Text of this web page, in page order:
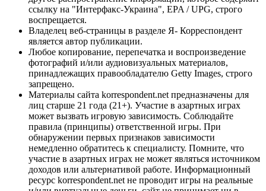
ссылку на "Интерфакс-Украина", EPA / UPG, строго
воспрещается.
Владелец веб-страницы в разделе Я- Корреспондент
является автор публикации.
Любое копирование, перепечатка и воспроизведение
фотографий и/или аудиовизуальных материалов,
принадлежащих правообладателю Getty Images, строго
запрещено.
Материалы сайта korrespondent.net предназначены для
лиц старше 21 года (21+). Участие в азартных играх
может вызвать игровую зависимость. Соблюдайте
правила (принципы) ответственной игры. При
обнаружении первых признаков зависимости
немедленно обратитесь к специалисту. Помните, что
участие в азартных играх не может являться источником
доходов или альтернативой работе. Информационный
ресурс korrespondent.net не проводит игры на реальные